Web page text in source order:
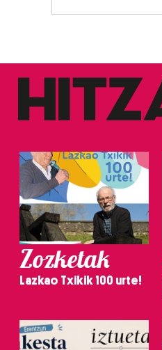
Zozketak
Lazkao Txikik 100 urte!